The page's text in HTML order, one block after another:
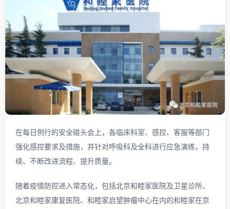
在每日例行的安全碰头会上，各临床科室、感控、客服等部门
强化感控要求及措施，并针对呼吸科及全科进行应急演练，持
续、不断改进流程、提升质量。
随着疫情防控进入常态化，包括北京和睦家医院及卫星诊所、
北京和睦家康复医院、和睦家启望肿瘤中心在内的和睦家在京